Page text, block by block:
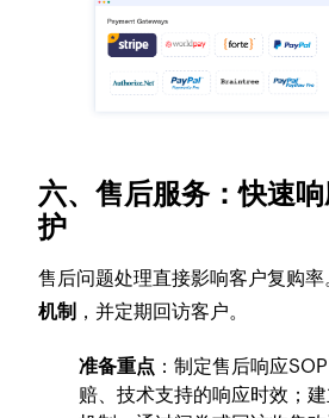
六、售后服务：快速
护
售后问题处理直接影响客户复购
机制 ，并定期回访客户。
准备重点 ：制定售后响应
赔、技术支持的响应时效；